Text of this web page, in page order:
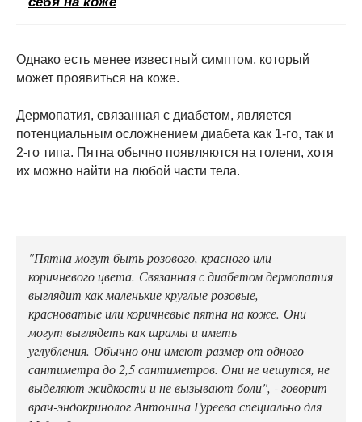
Однако есть менее известный симптом, который
может проявиться на коже.
Дермопатия, связанная с диабетом, является
потенциальным осложнением диабета как 1-го, так и
2-го типа. Пятна обычно появляются на голени, хотя
их можно найти на любой части тела.
"Пятна могут быть розового, красного или
коричневого цвета. Связанная с диабетом дермопатия
выглядит как маленькие круглые розовые,
красноватые или коричневые пятна на коже. Они
могут выглядеть как шрамы и иметь
углубления. Обычно они имеют размер от одного
сантиметра до 2,5 сантиметров. Они не чешутся, не
выделяют жидкости и не вызывают боли", - говорит
врач-эндокринолог Антонина Гуреева специально для